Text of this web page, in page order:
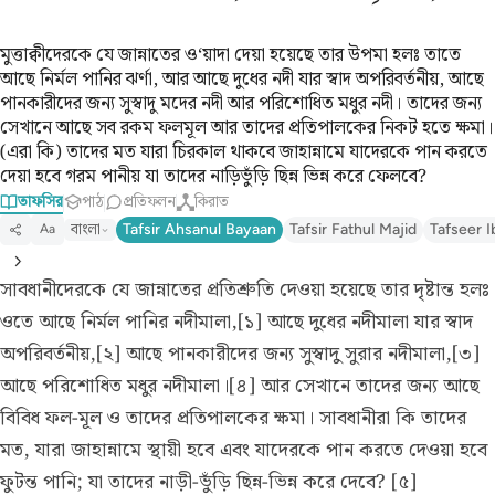
মুত্তাক্বীদেরকে যে জান্নাতের ও‘য়াদা দেয়া হয়েছে তার উপমা হলঃ তাতে
আছে নির্মল পানির ঝর্ণা, আর আছে দুধের নদী যার স্বাদ অপরিবর্তনীয়, আছে
পানকারীদের জন্য সুস্বাদু মদের নদী আর পরিশোধিত মধুর নদী। তাদের জন্য
সেখানে আছে সব রকম ফলমূল আর তাদের প্রতিপালকের নিকট হতে ক্ষমা।
(এরা কি) তাদের মত যারা চিরকাল থাকবে জাহান্নামে যাদেরকে পান করতে
দেয়া হবে গরম পানীয় যা তাদের নাড়িভুঁড়ি ছিন্ন ভিন্ন করে ফেলবে?
তাফসির পাঠ প্রতিফলন কিরাত
Aa বাংলা Tafsir Ahsanul Bayaan Tafsir Fathul Majid Tafseer
সাবধানীদেরকে যে জান্নাতের প্রতিশ্রুতি দেওয়া হয়েছে তার দৃষ্টান্ত হলঃ
ওতে আছে নির্মল পানির নদীমালা,[১] আছে দুধের নদীমালা যার স্বাদ
অপরিবর্তনীয়,[২] আছে পানকারীদের জন্য সুস্বাদু সুরার নদীমালা,[৩]
আছে পরিশোধিত মধুর নদীমালা।[৪] আর সেখানে তাদের জন্য আছে
বিবিধ ফল-মূল ও তাদের প্রতিপালকের ক্ষমা। সাবধানীরা কি তাদের
মত, যারা জাহান্নামে স্থায়ী হবে এবং যাদেরকে পান করতে দেওয়া হবে
ফুটন্ত পানি; যা তাদের নাড়ী-ভুঁড়ি ছিন্ন-ভিন্ন করে দেবে? [৫]